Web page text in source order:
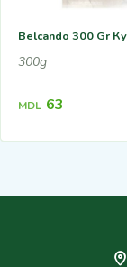
Belcando 300 Gr
300g
MDL 63